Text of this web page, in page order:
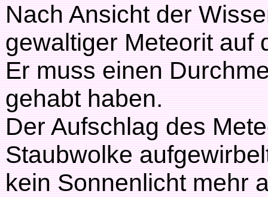
Nach Ansicht der
gewaltiger Meteorit auf
Er muss einen
gehabt haben.
Der Aufschlag des
Staubwolke
kein Sonnenlicht mehr